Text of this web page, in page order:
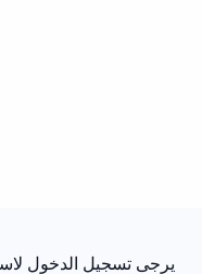
يرجى تسجيل الدخول